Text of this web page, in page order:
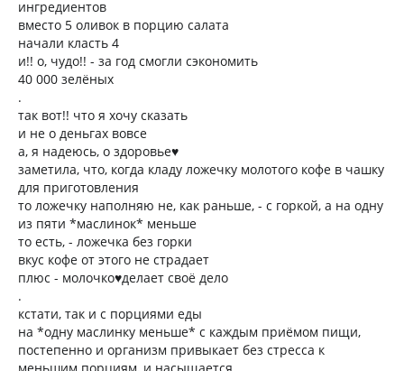
ингредиентов
вместо 5 оливок в порцию салата
начали класть 4
и!! о, чудо!! - за год смогли сэкономить
40 000 зелёных
.
так вот!! что я хочу сказать
и не о деньгах вовсе
а, я надеюсь, о здоровье♥️
заметила, что, когда кладу ложечку молотого кофе в чашку
для приготовления
то ложечку наполняю не, как раньше, - с горкой, а на одну
из пяти *маслинок* меньше
то есть, - ложечка без горки
вкус кофе от этого не страдает
плюс - молочко♥️делает своё дело
.
кстати, так и с порциями еды
на *одну маслинку меньше* с каждым приёмом пищи,
постепенно и организм привыкает без стресса к